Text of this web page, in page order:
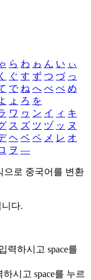
ら わ ゎ ん い ぃ
く ぐ す ず つ づ っ
で ね へ べ ぺ め
ょ ろ を
ワ ヮ ン イ ィ キ
ス ズ ツ ヅ ッ ヌ
ヘ ベ ペ メ レ オ
ヲ ―
으로 중국어를 변환
다.
력하시고 space를
하시고 space를 누르